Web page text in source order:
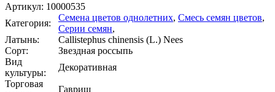
Артикул: 10000535
Категория:
Семена цветов однолетних, Смесь семян цветов,
Серии семян,
Латынь:
Callistephus chinensis (L.) Nees
Сорт:
Звездная россыпь
Вид
культуры:
Декоративная
Торговая
Гавриш